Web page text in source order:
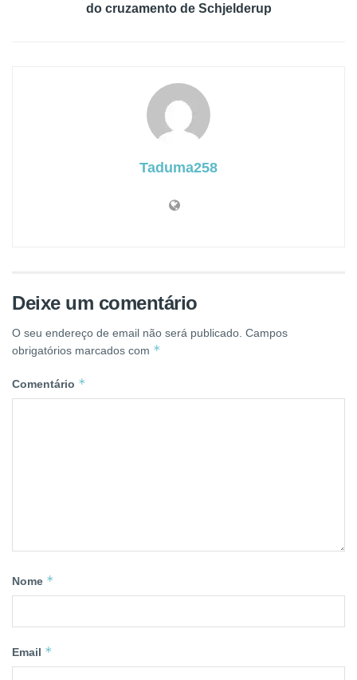
do cruzamento de Schjelderup
Taduma258
Deixe um comentário
O seu endereço de email não será publicado. Campos
obrigatórios marcados com *
Comentário *
Nome *
Email *